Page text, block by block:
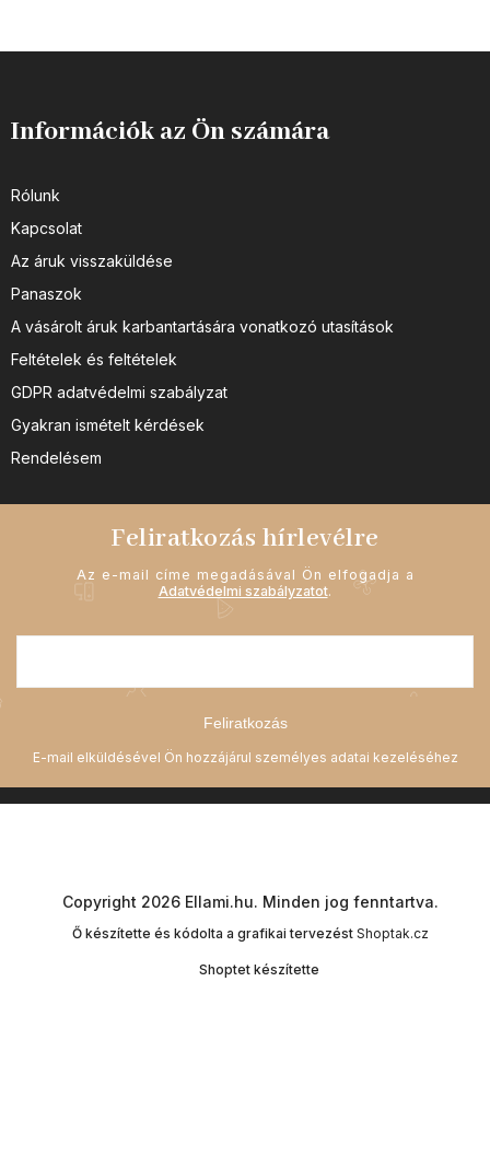
Információk az Ön számára
Rólunk
Kapcsolat
Az áruk visszaküldése
Panaszok
A vásárolt áruk karbantartására vonatkozó utasítások
Feltételek és feltételek
GDPR adatvédelmi szabályzat
Gyakran ismételt kérdések
Rendelésem
Feliratkozás hírlevélre
Az e-mail címe megadásával Ön elfogadja a
Adatvédelmi szabályzatot.
Feliratkozás
Shoptet készítette
Copyright 2026 Ellami.hu. Minden jog fenntartva.
Ő készítette és kódolta a grafikai tervezést Shoptak.cz